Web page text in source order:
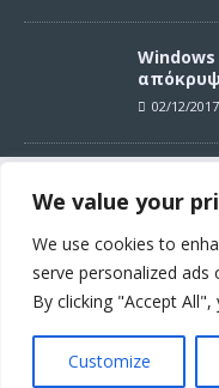
Συνεχίζοντας σε αυτό
αποδέχεστε την
σύμφωνα με τους
Όροι χρήσης
We value your
We use cookies to
serve personalized
By clicking "Accept
Customize
02/12/2017
© 2011 - 2017 |